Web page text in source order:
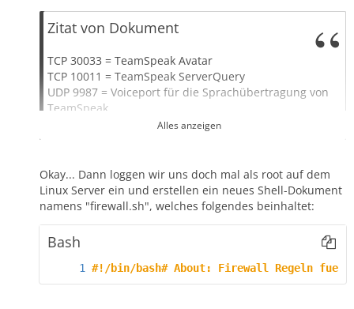
Zitat von Dokument
TCP 30033 = TeamSpeak Avatar
TCP 10011 = TeamSpeak ServerQuery
UDP 9987 = Voiceport für die Sprachübertragung von
TeamSpeak
UDP 9988 = Weiterer Voiceport für die
TCP 22 = SSH
Alles anzeigen
Okay... Dann loggen wir uns doch mal als root auf dem
Linux Server ein und erstellen ein neues Shell-Dokument
namens "firewall.sh", welches folgendes beinhaltet:
Bash
#!/bin/bash# About: Firewall Regeln fuer